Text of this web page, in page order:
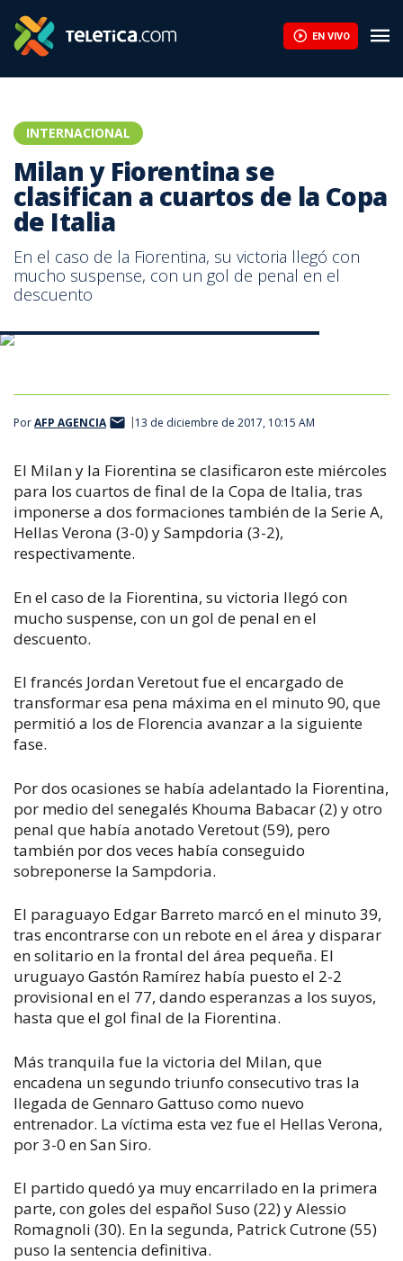
EN VIVO
INTERNACIONAL
Milan y Fiorentina se
clasifican a cuartos de la Copa
de Italia
En el caso de la Fiorentina, su victoria llegó con
mucho suspense, con un gol de penal en el
descuento
PorAFP AGENCIA 13 de diciembre de 2017, 10:15 AM
El Milan y la Fiorentina se clasificaron este miércoles
para los cuartos de final de la Copa de Italia, tras
imponerse a dos formaciones también de la Serie A,
Hellas Verona (3-0) y Sampdoria (3-2),
respectivamente.
En el caso de la Fiorentina, su victoria llegó con
mucho suspense, con un gol de penal en el
descuento.
El francés Jordan Veretout fue el encargado de
transformar esa pena máxima en el minuto 90, que
permitió a los de Florencia avanzar a la siguiente
fase.
Por dos ocasiones se había adelantado la Fiorentina,
por medio del senegalés Khouma Babacar (2) y otro
penal que había anotado Veretout (59), pero
también por dos veces había conseguido
sobreponerse la Sampdoria.
El paraguayo Edgar Barreto marcó en el minuto 39,
tras encontrarse con un rebote en el área y disparar
en solitario en la frontal del área pequeña. El
uruguayo Gastón Ramírez había puesto el 2-2
provisional en el 77, dando esperanzas a los suyos,
hasta que el gol final de la Fiorentina.
Más tranquila fue la victoria del Milan, que
encadena un segundo triunfo consecutivo tras la
llegada de Gennaro Gattuso como nuevo
entrenador. La víctima esta vez fue el Hellas Verona,
por 3-0 en San Siro.
El partido quedó ya muy encarrilado en la primera
parte, con goles del español Suso (22) y Alessio
Romagnoli (30). En la segunda, Patrick Cutrone (55)
puso la sentencia definitiva.